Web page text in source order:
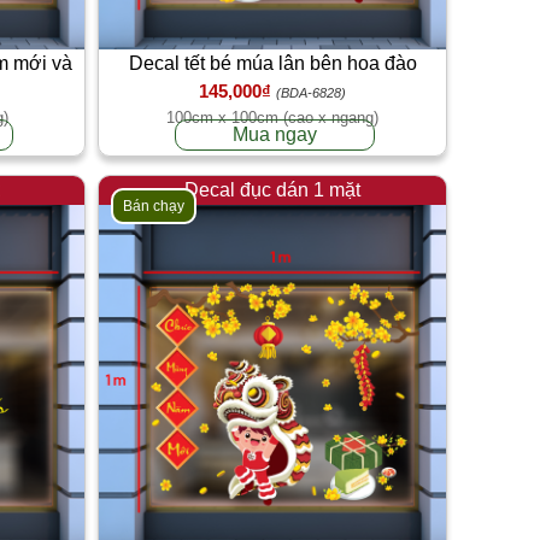
mới và
Decal tết bé múa lân bên hoa đào
145,000₫ (BDA-6828)
100cm x 100cm (cao x ngang)
Mua ngay
Decal đục dán 1 mặt
Bán chạy